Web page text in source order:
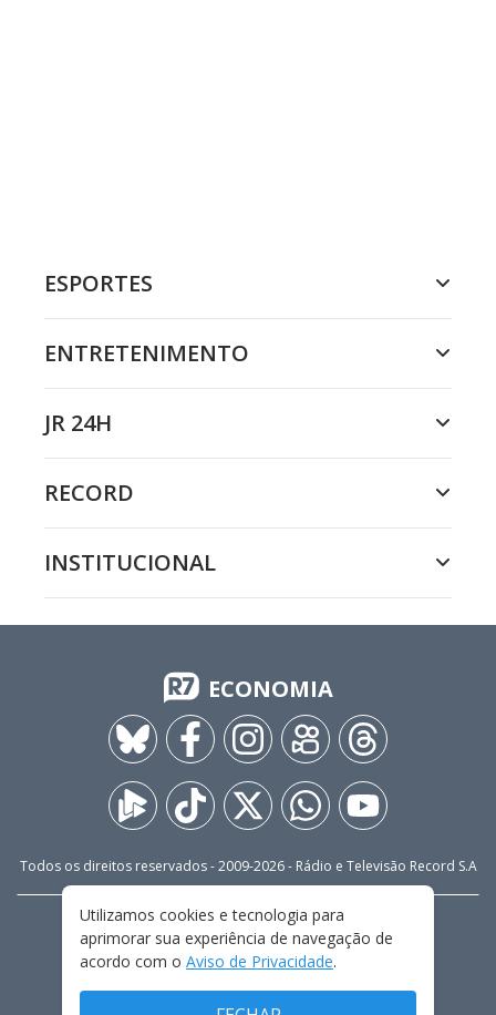
ESPORTES
ENTRETENIMENTO
JR 24H
RECORD
INSTITUCIONAL
ECONOMIA
Todos os direitos reservados - 2009-2026- Rádio e Televisão Record S.A
FALE CONOSCO
PRIVACIDADE
TERMOS E CONDIÇÕES DE USO
Utilizamos cookies e tecnologia para
aprimorar sua experiência de navegação de
acordo com o Aviso de Privacidade.